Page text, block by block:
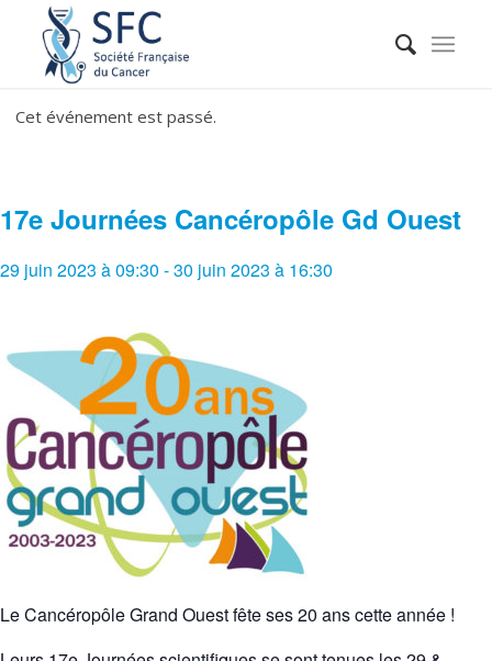
Cet événement est passé.
17e Journées Cancéropôle Gd Ouest
29 juin 2023 à 09:30 -30 juin 2023 à 16:30
Le Cancéropôle Grand Ouest fête ses 20 ans cette année !